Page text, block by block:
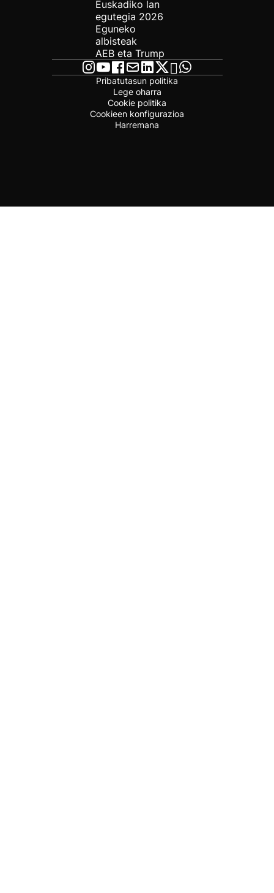
Euskadiko lan
egutegia 2026
Eguneko
albisteak
AEB eta Trump
Pribatutasun politika
Lege oharra
Cookie politika
Cookieen konfigurazioa
Harremana